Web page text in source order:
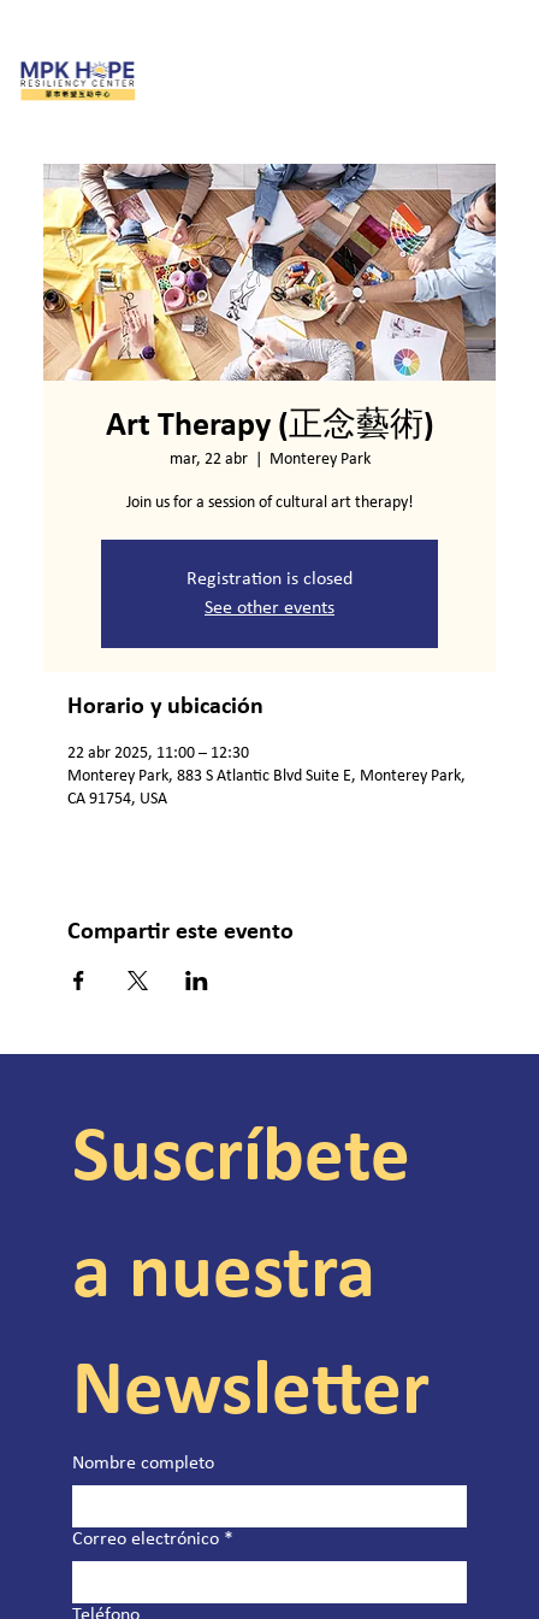
Art Therapy (正念藝術)
mar, 22 abr
  |
Monterey Park
Join us for a session of cultural art therapy!
Registration is closed
See other events
Horario y ubicación
22 abr 2025, 11:00 – 12:30
Monterey Park, 883 S Atlantic Blvd Suite E, Monterey Park,
CA 91754, USA
Compartir este evento
Suscríbete
a nuestra
Newsletter
Nombre completo
Correo electrónico *